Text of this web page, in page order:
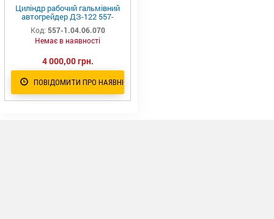
Циліндр рабочий гальмівний
автогрейдер ДЗ-122 557-
1.04.06.070
Код: 557-1.04.06.070
Немає в наявності
4 000,00 грн.
ПОВІДОМИТИ ПРО НАЯВНІСТЬ